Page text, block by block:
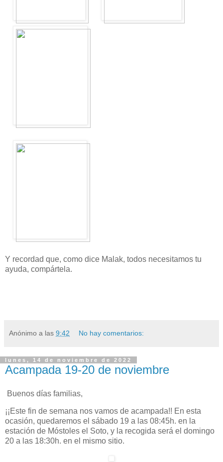
Y recordad que, como dice Malak, todos necesitamos tu
ayuda, compártela.
Anónimo a las 9:42 No hay comentarios:
lunes, 14 de noviembre de 2022
Acampada 19-20 de noviembre
Buenos días familias,
¡¡Este fin de semana nos vamos de acampada!! En esta
ocasión, quedaremos el sábado 19 a las 08:45h. en la
estación de Móstoles el Soto, y la recogida será el domingo
20 a las 18:30h. en el mismo sitio.